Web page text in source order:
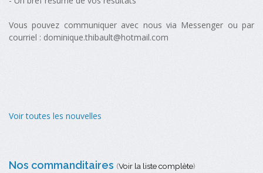
Vous pouvez communiquer avec nous via Messenger ou par
courriel : dominique.thibault@hotmail.com
Voir toutes les nouvelles
Nos commanditaires (Voir la liste complète)